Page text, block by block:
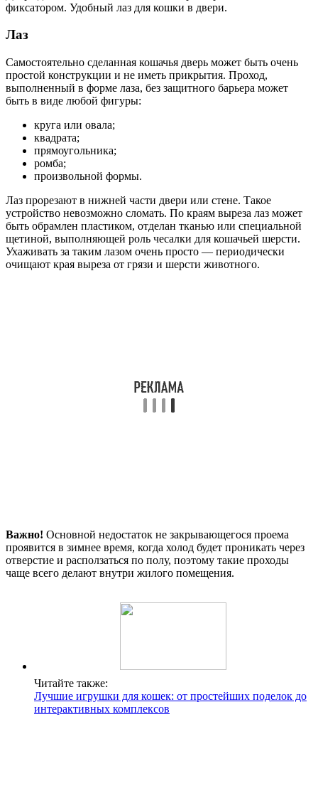
фиксатором. Удобный лаз для кошки в двери.
Лаз
Самостоятельно сделанная кошачья дверь может быть очень
простой конструкции и не иметь прикрытия. Проход,
выполненный в форме лаза, без защитного барьера может
быть в виде любой фигуры:
круга или овала;
квадрата;
прямоугольника;
ромба;
произвольной формы.
Лаз прорезают в нижней части двери или стене. Такое
устройство невозможно сломать. По краям выреза лаз может
быть обрамлен пластиком, отделан тканью или специальной
щетиной, выполняющей роль чесалки для кошачьей шерсти.
Ухаживать за таким лазом очень просто — периодически
очищают края выреза от грязи и шерсти животного.
Важно! Основной недостаток не закрывающегося проема
проявится в зимнее время, когда холод будет проникать через
отверстие и расползаться по полу, поэтому такие проходы
чаще всего делают внутри жилого помещения.
Читайте также:
Лучшие игрушки для кошек: от простейших поделок до
интерактивных комплексов